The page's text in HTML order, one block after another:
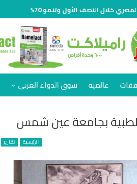
عالمية سوق الدواء العربى
الطبية بجامعة عين شمس
الرئيسية تقارير